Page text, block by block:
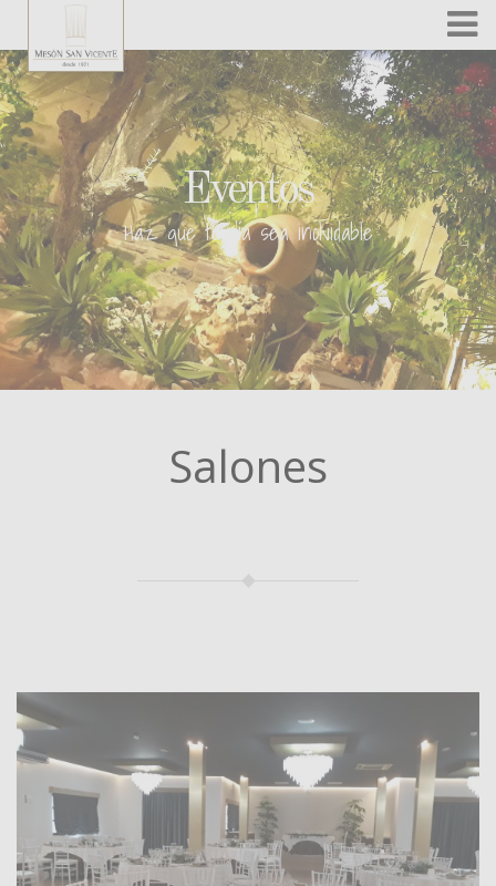
Eventos
Haz que tu día sea inolvidable
Salones